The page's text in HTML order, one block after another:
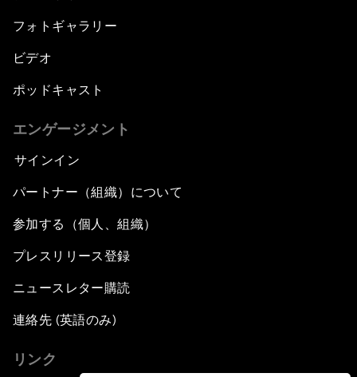
フォトギャラリー
ビデオ
ポッドキャスト
エンゲージメント
サインイン
パートナー（組織）について
参加する（個人、組織）
プレスリリース登録
ニュースレター購読
連絡先 (英語のみ)
リンク